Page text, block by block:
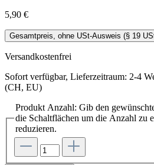
5,90 €
Gesamtpreis, ohne USt-Ausweis (§ 19
Versandkostenfrei
Sofort verfügbar, Lieferzeitraum: 2-4
(CH, EU)
Produkt Anzahl: Gib den
die Schaltflächen um die Anzahl zu
reduzieren.